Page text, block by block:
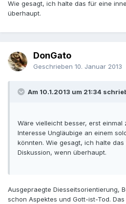
Wie gesagt, ich halte das für eine
überhaupt.
DonGato
Geschrieben 10. Januar 2013
Am 10.1.2013 um 21:34
Wäre vielleicht besser, erst
Interesse Ungläubige an einem
könnten. Wie gesagt, ich halte
Diskussion, wenn überhaupt.
Ausgepraegte Diesseitsorientierung,
schon Aspektes und Gott-ist-Tod.